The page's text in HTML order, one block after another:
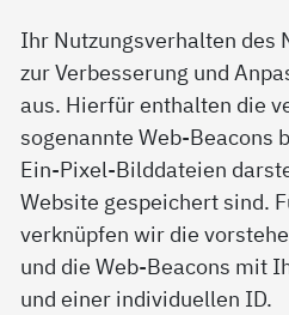
Ihr Nutzungsverhalten
zur Verbesserung und
aus. Hierfür enthalten die
sogenannte Web-Beacons
Ein-Pixel-Bilddateien
Website gespeichert sind.
verknüpfen wir die
und die Web-Beacons mit
und einer individuellen ID.